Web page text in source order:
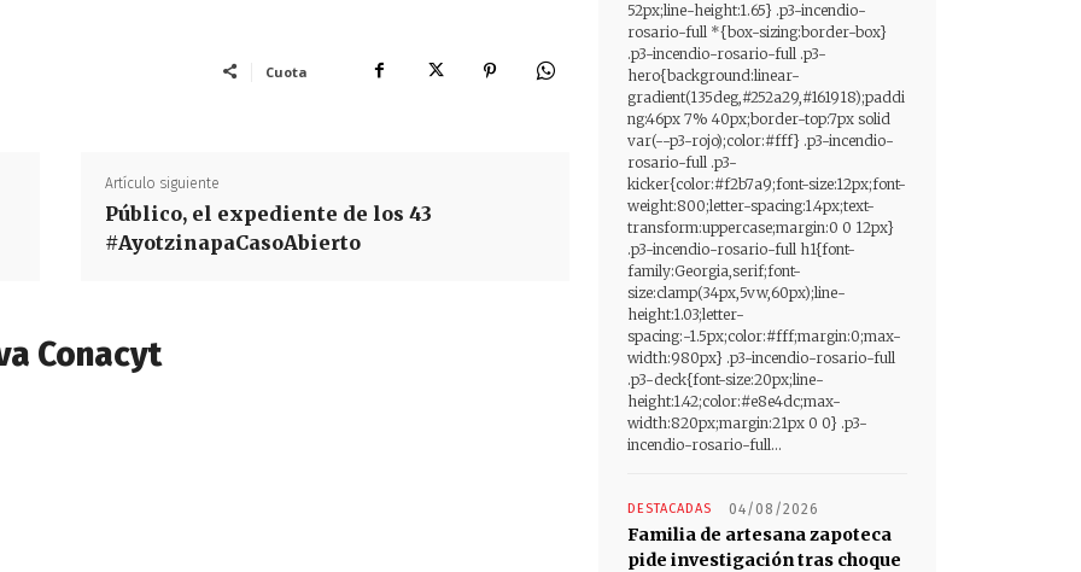
Cuota
Artículo siguiente
Público, el expediente de los 43
#AyotzinapaCasoAbierto
Conacyt
52px;line-height:1.65} .p3-incendio-
rosario-full *{box-sizing:border-box}
.p3-incendio-rosario-full .p3-
hero{background:linear-
gradient(135deg,#252a29,#161918);paddi
ng:46px 7% 40px;border-top:7px solid
var(--p3-rojo);color:#fff} .p3-incendio-
rosario-full .p3-
kicker{color:#f2b7a9;font-size:12px;font-
weight:800;letter-spacing:1.4px;text-
transform:uppercase;margin:0 0 12px}
.p3-incendio-rosario-full h1{font-
family:Georgia,serif;font-
size:clamp(34px,5vw,60px);line-
height:1.03;letter-
spacing:-1.5px;color:#fff;margin:0;max-
width:980px} .p3-incendio-rosario-full
.p3-deck{font-size:20px;line-
height:1.42;color:#e8e4dc;max-
width:820px;margin:21px 0 0} .p3-
incendio-rosario-full...
DESTACADAS 04/08/2026
Familia de artesana zapoteca
pide investigación tras choque